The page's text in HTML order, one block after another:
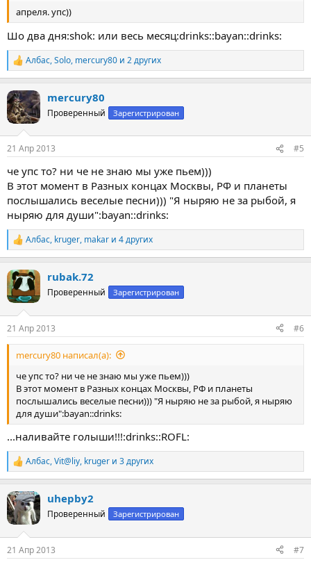
апреля. упс))
Шо два дня:shok: или весь месяц:drinks::bayan::drinks:
Р
е
к
ц
и
Албас,Solo, mercury80 и 2 других
mercury80
Проверенный Зарегистрирован
21 Апр 2013 #5
че упс то? ни че не знаю мы уже пьем)))
В этот момент в Разных концах Москвы, РФ и планеты
послышались веселые песни))) "Я ныряю не за рыбой, я
ныряю для души":bayan::drinks:
Р
е
к
ц
и
Албас, kruger, makar и 4 других
rubak.72
Проверенный Зарегистрирован
21 Апр 2013 #6
mercury80 написал(а):
че упс то? ни че не знаю мы уже пьем)))
В этот момент в Разных концах Москвы, РФ и планеты
послышались веселые песни))) "Я ныряю не за рыбой, я ныряю
для души":bayan::drinks:
...наливайте голыши!!!:drinks::ROFL:
Р
е
к
ц
и
Албас,Vit@liy, kruger и 3 других
uhepby2
Проверенный Зарегистрирован
21 Апр 2013 #7